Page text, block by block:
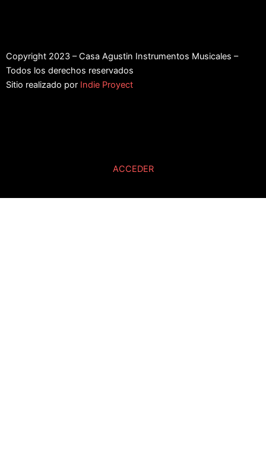
Copyright 2023 – Casa Agustin Instrumentos Musicales –
Todos los derechos reservados
Sitio realizado por Indie Proyect
ACCEDER